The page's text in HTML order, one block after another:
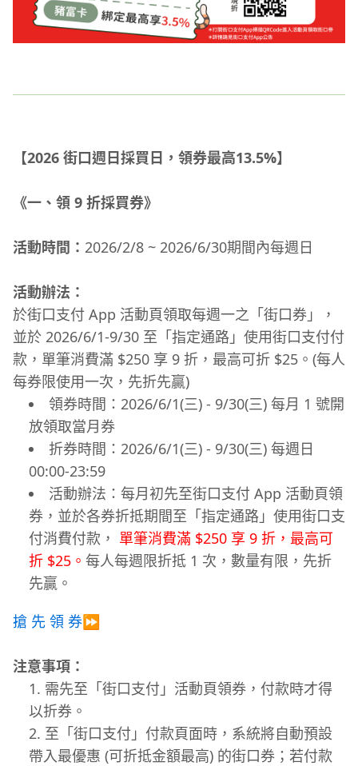
【2026 街口週日採買日，領券最高13.5%】
《一、領 9 折採買券》
活動時間： 2026/2/8 ~ 2026/6/30期間內每週日
活動辦法：
於街口支付 App 活動頁領取每週一之「街口券」，
並於 2026/6/1-9/30 至「指定通路」使用街口支付付
款，單筆消費滿 $250 享 9 折，最高可折 $25。(每人
每券限使用一次，先折先贏)
領券時間：2026/6/1(三) - 9/30(三) 每月 1 號開
放領取當月券
折券時間：2026/6/1(三) - 9/30(三) 每週日
00:00-23:59
活動辦法：每月初先至街口支付 App 活動頁領
券，並於各券折抵期間至「指定通路」使用街口支
付消費付款， 單筆消費滿 $250 享 9 折，最高可
折 $25。 每人每週限折抵 1 次，數量有限，先折
先贏。
搶 先 領 券⏩
注意事項：
需先至「街口支付」活動頁領券，付款時才得
以折券。
至「街口支付」付款頁面時，系統將自動預設
帶入最優惠 (可折抵金額最高) 的街口券；若付款